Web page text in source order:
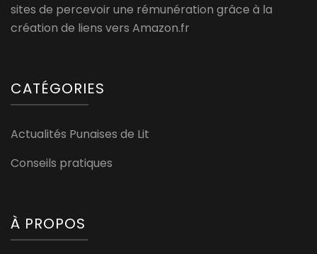
sites de percevoir une rémunération grâce à la
création de liens vers Amazon.fr
CATÉGORIES
Actualités Punaises de Lit
Conseils pratiques
À PROPOS